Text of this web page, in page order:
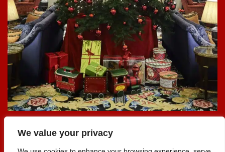
We value your privacy